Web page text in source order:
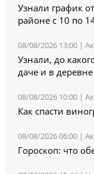
Узнали график
районе с 10 по
08/08/2026 13:00 |
Узнали, до
даче и в деревне
08/08/2026 10:00 |
Как спасти
08/08/2026 06:00 |
Гороскоп: что